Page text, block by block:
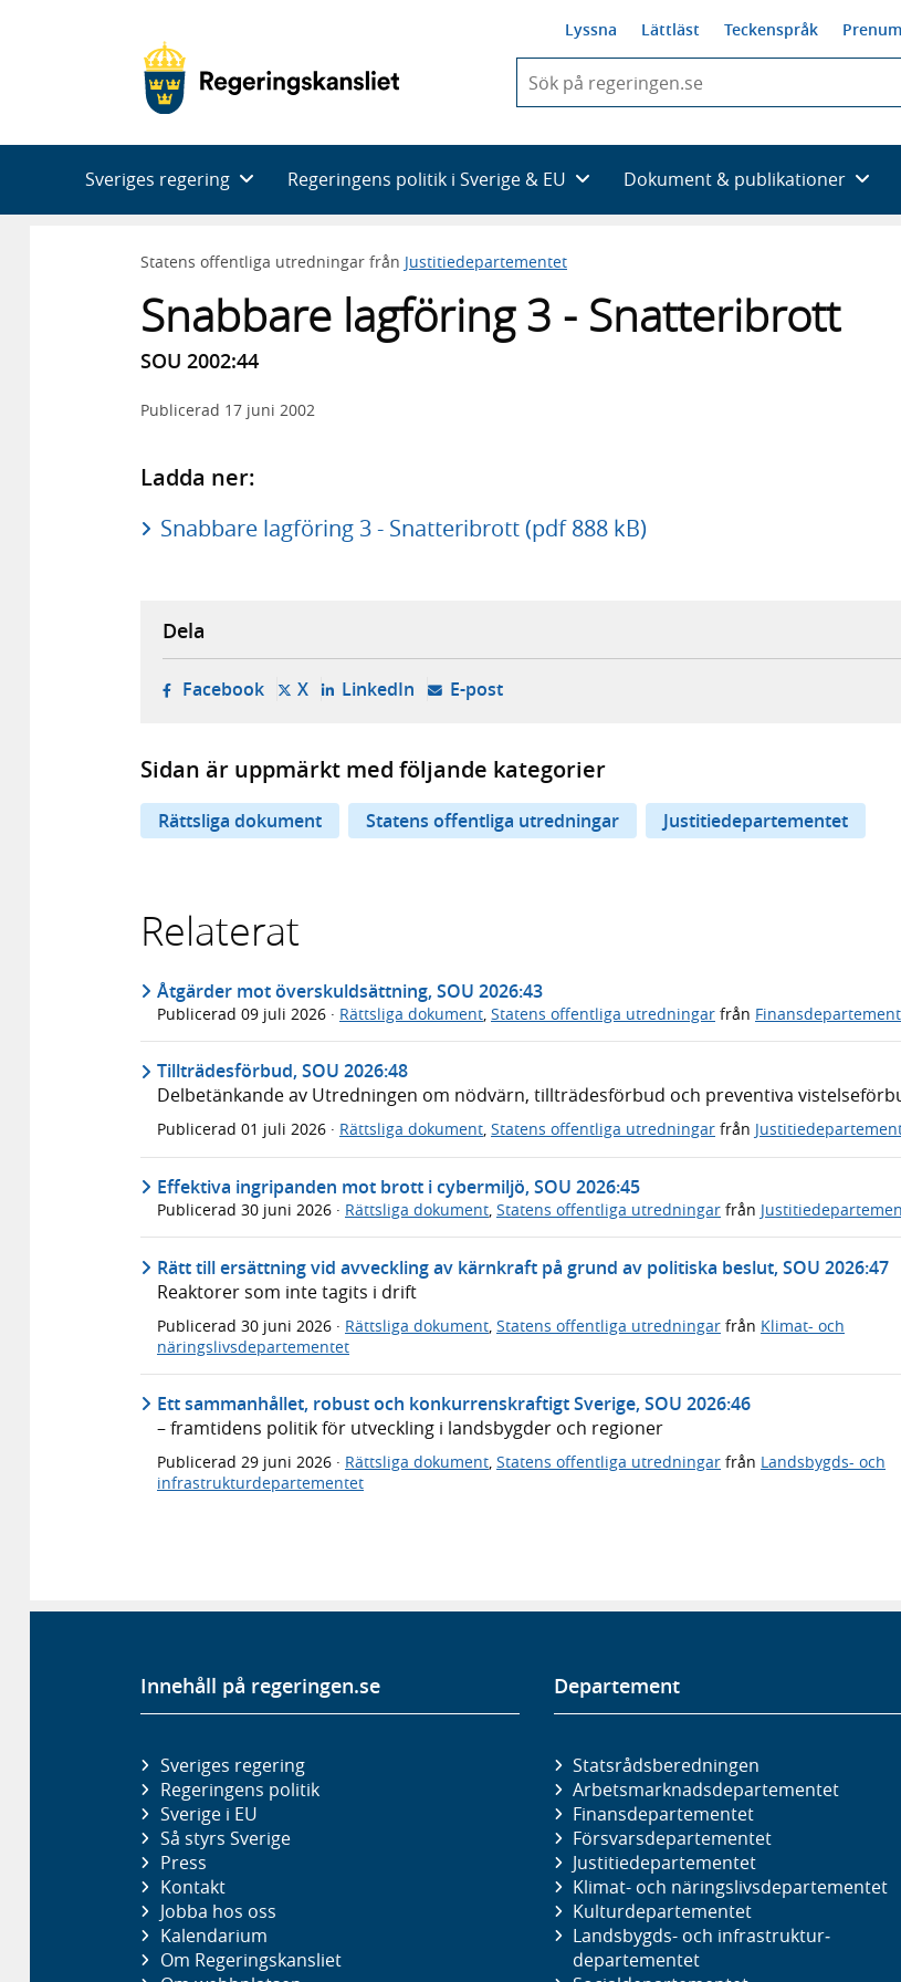
Lyssna Lättläst Teckenspråk
du
skriva
framträder
en
med
Sveriges regering Regeringens politik i Sverige & EU Dokument & publikationer
Statens offentliga utredningar från Justitiedepartementet
Snabbare lagföring 3 - Snatteribrott
SOU 2002:44
Publicerad 17 juni 2002
Ladda ner:
Snabbare lagföring 3 - Snatteribrott (pdf 888 kB)
Dela
Facebook- öppnas i ny flik, extern webbplats,
X- öppnas i ny flik, extern webbplats,
LinkedIn- öppnas i ny flik, extern webbplats,
E-post- öppnar din e-postklient,
Sidan är uppmärkt med följande kategorier
Rättsliga dokument Statens offentliga utredningar Justitiedepartementet
Relaterat
Åtgärder mot överskuldsättning, SOU 2026:43
Publicerad 09 juli 2026 · Rättsliga dokument Statens offentliga utredningar från
Tillträdesförbud, SOU 2026:48
Delbetänkande av Utredningen om nödvärn, tillträdesförbud och preventiva
Publicerad 01 juli 2026 · Rättsliga dokument, Statens offentliga utredningar från
Effektiva ingripanden mot brott i cybermiljö, SOU 2026:45
Publicerad 30 juni 2026 · Rättsliga dokument, Statens offentliga utredningar från
Rätt till ersättning vid avveckling av kärnkraft på grund av politiska beslut, SOU 2026:47
Reaktorer som inte tagits i drift
Publicerad 30 juni 2026 · Rättsliga dokument Statens offentliga utredningar från Klimat- och
näringslivsdepartementet
Ett sammanhållet, robust och konkurrenskraftigt Sverige, SOU 2026:46
– framtidens politik för utveckling i landsbygder och regioner
Publicerad 29 juni 2026 · Rättsliga dokument, Statens offentliga utredningar från Landsbygds- och
infrastrukturdepartementet
Innehåll på regeringen.se
Sveriges regering
Regeringens politik
Sverige i EU
Så styrs Sverige
Press
Kontakt
Jobba hos oss
Kalendarium
Om Regeringskansliet
Departement
Statsrådsberedningen
Arbetsmarknads­departementet
Finans­departementet
Försvars­departementet
Justitie­departementet
Klimat- och näringslivs­departementet
Kultur­departementet
Landsbygds- och infrastruktur­
departementet